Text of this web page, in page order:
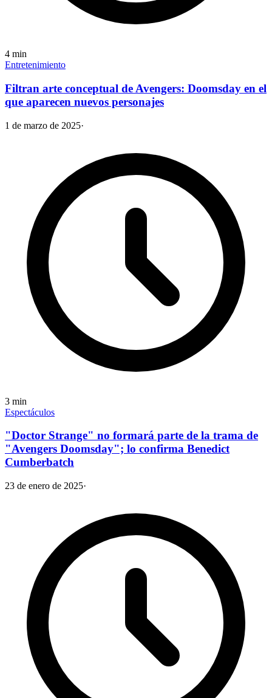
4 min
Entretenimiento
Filtran arte conceptual de Avengers: Doomsday en el
que aparecen nuevos personajes
1 de marzo de 2025·
3 min
Espectáculos
"Doctor Strange" no formará parte de la trama de
"Avengers Doomsday"; lo confirma Benedict
Cumberbatch
23 de enero de 2025·